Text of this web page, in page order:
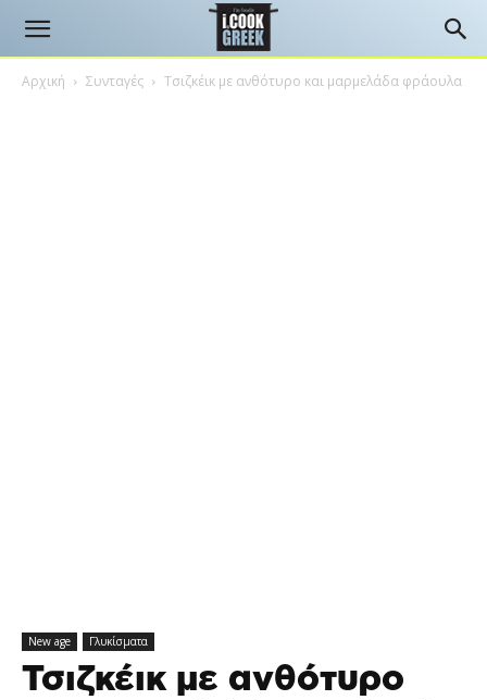
Αρχική Συνταγές Τσιζκέικ με ανθότυρο και μαρμελάδα φράουλα
New age Γλυκίσματα
Τσιζκέικ με ανθότυρο